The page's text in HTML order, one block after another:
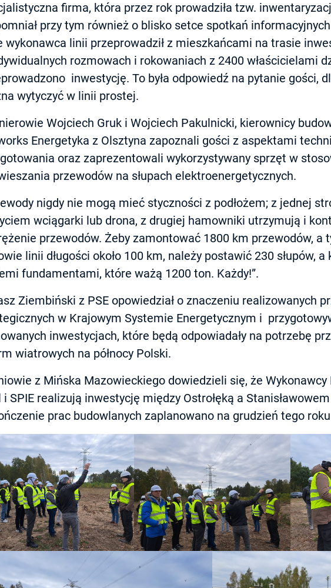
firma, która przez rok prowadziła tzw.
przy tym również o blisko setce spotkań
wykonawca linii przeprowadził z mieszkańcami na trasie
rozmowach i rokowaniach z 2400 właścicielami
inwestycję. To była odpowiedź na pytanie gości,
wytyczyć w linii prostej.
Wojciech Gruk i Wojciech Pakulnicki, kierownicy
Energetyka z Olsztyna zapoznali gości z aspektami
oraz zaprezentowali wykorzystywany sprzęt w
przewodów na słupach elektroenergetycznych.
nigdy nie mogą mieć styczności z podłożem; z jednej
wciągarki lub drona, z drugiej hamowniki utrzymują i
przewodów. Żeby zamontować 1800 km przewodów, a
linii długości około 100 km, należy postawić 230 słupów, a
fundamentami, które ważą 1200 ton. Każdy!”.
Ziembiński z PSE opowiedział o znaczeniu realizowanych
w Krajowym Systemie Energetycznym i
inwestycjach, które będą odpowiadały na potrzebę
wiatrowych na północy Polski.
z Mińska Mazowieckiego dowiedzieli się, że Wykonawcy
i SPIE realizują inwestycję między Ostrołęką a
prac budowlanych zaplanowano na grudzień tego